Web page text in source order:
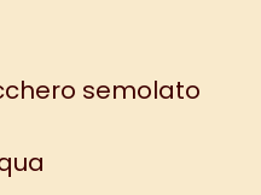
semolato